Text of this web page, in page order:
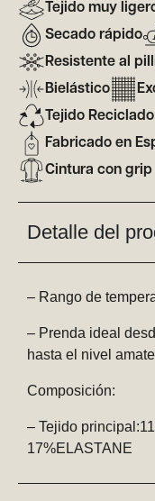
Tejido muy
Secado rápido
Resistente al
Bielástico
Tejido Reciclado
Fabricado en
Cintura con grip
Detalle del
– Rango de
– Prenda ideal
hasta el nivel
Composición:
– Tejido
17%ELASTANE